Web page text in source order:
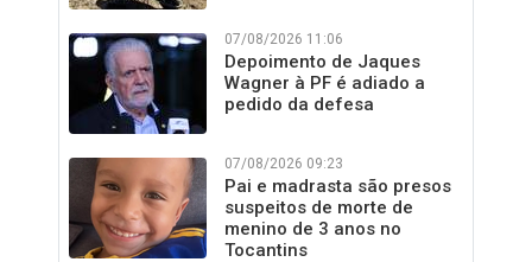
07/08/2026 11:06
Depoimento de Jaques
Wagner à PF é adiado a
pedido da defesa
07/08/2026 09:23
Pai e madrasta são presos
suspeitos de morte de
menino de 3 anos no
Tocantins